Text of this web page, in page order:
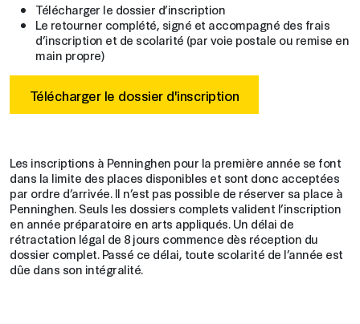
Télécharger le dossier d’inscription
Le retourner complété, signé et accompagné des frais
d’inscription et de scolarité (par voie postale ou remise en
main propre)
Télécharger le dossier d'inscription
Les inscriptions à Penninghen pour la première année se font
dans la limite des places disponibles et sont donc acceptées
par ordre d’arrivée. Il n’est pas possible de réserver sa place à
Penninghen. Seuls les dossiers complets valident l’inscription
en année préparatoire en arts appliqués. Un délai de
rétractation légal de 8 jours commence dès réception du
dossier complet. Passé ce délai, toute scolarité de l’année est
dûe dans son intégralité.